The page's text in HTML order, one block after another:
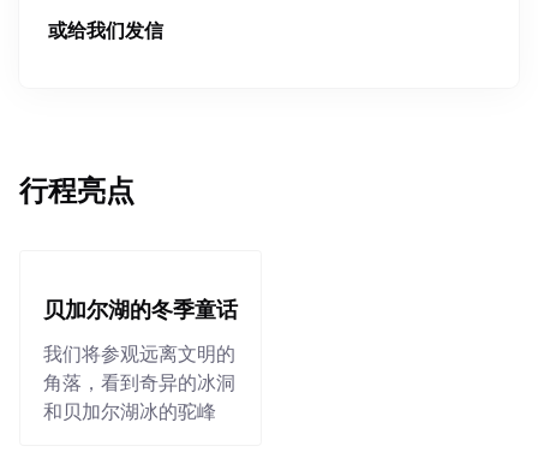
或给我们发信
行程亮点
贝加尔湖的冬季童话
我们将参观远离文明的
角落，看到奇异的冰洞
和贝加尔湖冰的驼峰